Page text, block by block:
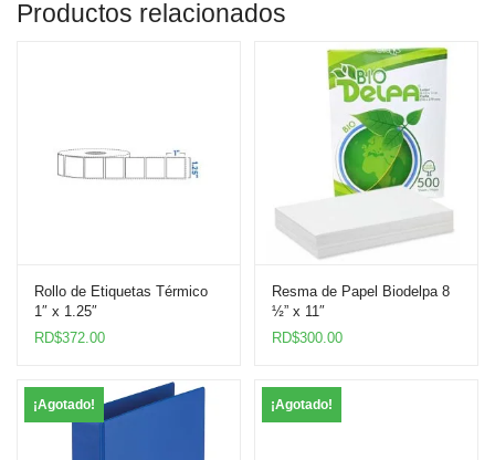
Productos relacionados
Rollo de Etiquetas Térmico
1″ x 1.25″
RD$372.00
Resma de Papel Biodelpa 8
½” x 11″
RD$300.00
¡Agotado! ¡Agotado!